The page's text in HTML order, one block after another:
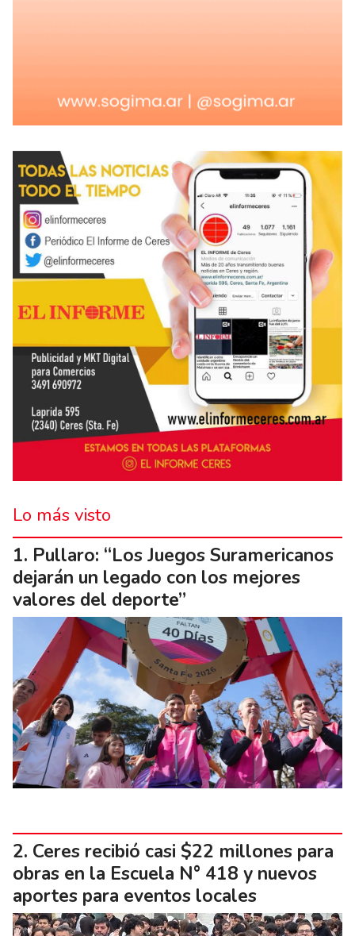
Lo más visto
Pullaro: “Los Juegos Suramericanos
dejarán un legado con los mejores
valores del deporte”
Ceres recibió casi $22 millones para
obras en la Escuela N° 418 y nuevos
aportes para eventos locales